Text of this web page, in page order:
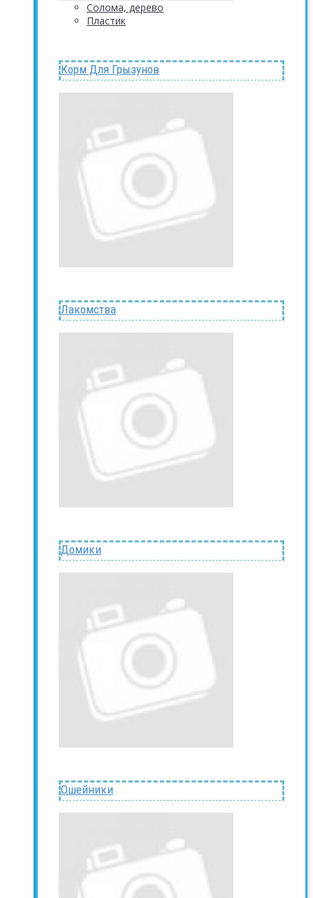
Солома, дерево
Пластик
Корм Для Грызунов
Лакомства
Домики
Ошейники